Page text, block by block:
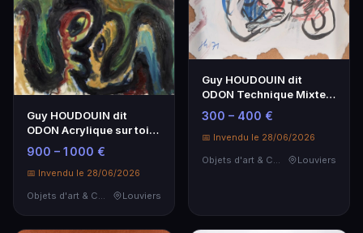
Guy HOUDOUIN dit
ODON Acrylique sur toile
140x115 cm 1967
900 – 1 000 €
📅 Invendu le 28/06/2026
Objets d'art & Curiosités
Louviers
Guy HOUDOUIN dit
ODON Technique Mixte
sur Papier 1971
300 – 400 €
📅 Invendu le 28/06/2026
Louviers